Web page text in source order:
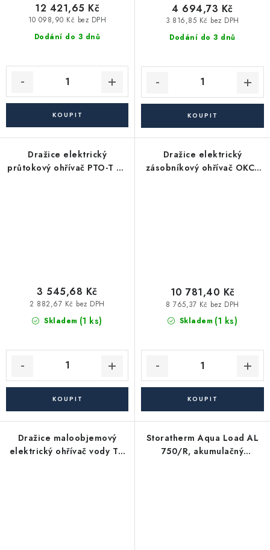
Dodání do 3 dnů
10 098,90 Kč bez DPH
12 421,65 Kč
Dodání do 3 dnů
3 816,85 Kč bez DPH
4 694,73 Kč
Dražice elektrický
průtokový ohřívač PTO-T 5 -
Skladem (1 ks)
2 882,67 Kč bez DPH
3 545,68 Kč
Dražice elektrický
zásobníkový ohřívač OKCE
Skladem (1 ks)
8 765,37 Kč bez DPH
10 781,40 Kč
Dražice maloobjemový
elektrický ohřívač vody TO
Storatherm Aqua Load AL
750/R, akumulačný